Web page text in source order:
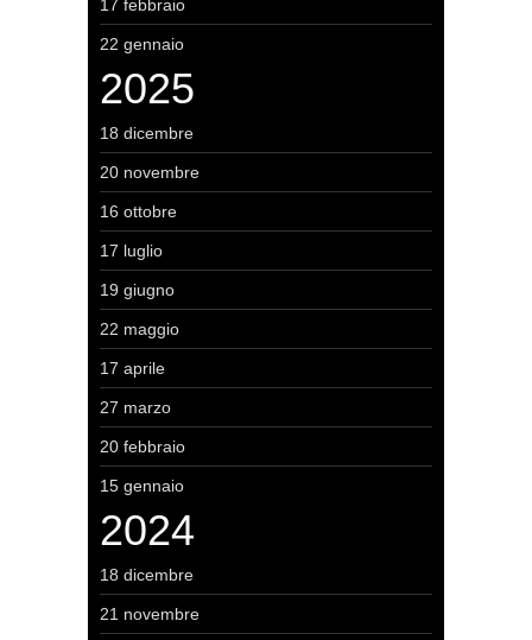
17 febbraio
22 gennaio
2025
18 dicembre
20 novembre
16 ottobre
17 luglio
19 giugno
22 maggio
17 aprile
27 marzo
20 febbraio
15 gennaio
2024
18 dicembre
21 novembre